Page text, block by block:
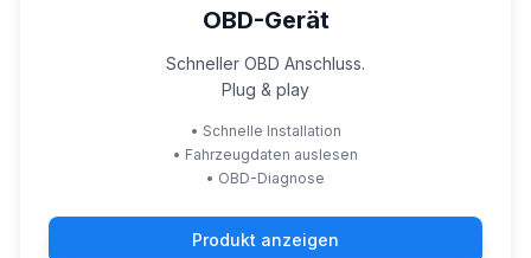
OBD-Gerät
Schneller OBD Anschluss.
Plug & play
• Schnelle Installation
• Fahrzeugdaten auslesen
• OBD-Diagnose
Produkt anzeigen